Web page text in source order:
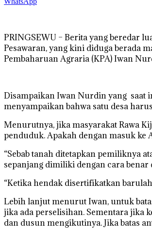
PRINGSEWU – Berita yang beredar
Pesawaran, yang kini diduga berada
Pembaharuan Agraria (KPA) Iwan
Disampaikan Iwan Nurdin yang saat
menyampaikan bahwa satu desa
Menurutnya, jika masyarakat Rawa
penduduk. Apakah dengan masuk ke
“Sebab tanah ditetapkan pemiliknya
sepanjang dimiliki dengan cara
“Ketika hendak disertifikatkan
Lebih lanjut menurut Iwan, untuk
jika ada perselisihan. Sementara jika
dan dusun mengikutinya. Jika batas